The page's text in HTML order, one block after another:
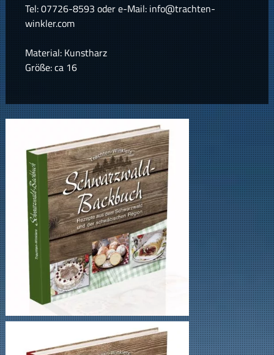
Tel: 07726-8593 oder e-Mail: info@trachten-
winkler.com
Material: Kunstharz
Größe: ca 16